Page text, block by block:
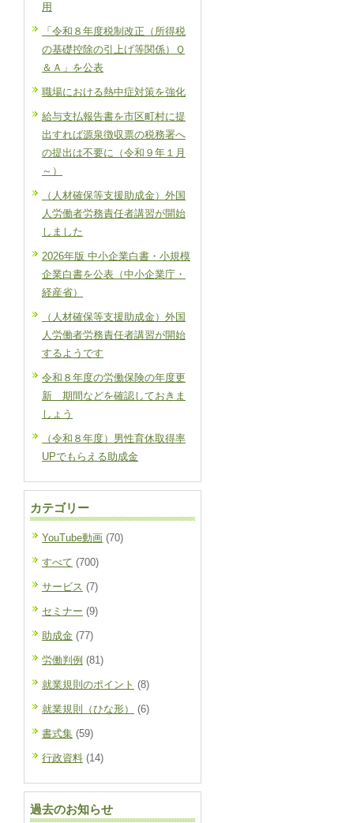
用
「令和８年度税制改正（所得税
の基礎控除の引上げ等関係）Ｑ
＆Ａ」を公表
職場における熱中症対策を強化
給与支払報告書を市区町村に提
出すれば源泉徴収票の税務署へ
の提出は不要に（令和９年１月
～）
（人材確保等支援助成金）外国
人労働者労務責任者講習が開始
しました
2026年版 中小企業白書・小規模
企業白書を公表（中小企業庁・
経産省）
（人材確保等支援助成金）外国
人労働者労務責任者講習が開始
するようです
令和８年度の労働保険の年度更
新 期間などを確認しておきま
しょう
（令和８年度）男性育休取得率
UPでもらえる助成金
カテゴリー
YouTube動画 (70)
すべて (700)
サービス (7)
セミナー (9)
助成金 (77)
労働判例 (81)
就業規則のポイント (8)
就業規則（ひな形） (6)
書式集 (59)
行政資料 (14)
過去のお知らせ